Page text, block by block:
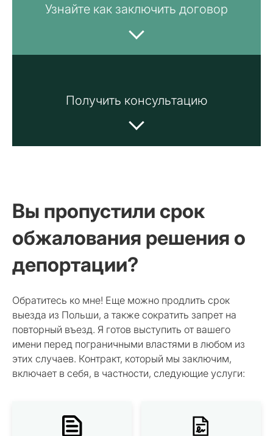
Узнайте как заключить договор
Получить консультацию
Вы пропустили срок
обжалования решения о
депортации?
Обратитесь ко мне! Еще можно продлить срок
выезда из Польши, а также сократить запрет на
повторный въезд. Я готов выступить от вашего
имени перед пограничными властями в любом из
этих случаев. Контракт, который мы заключим,
включает в себя, в частности, следующие услуги: